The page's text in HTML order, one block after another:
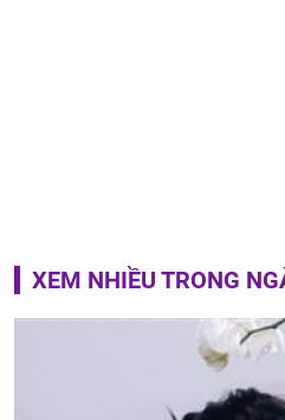
XEM NHIỀU TRONG